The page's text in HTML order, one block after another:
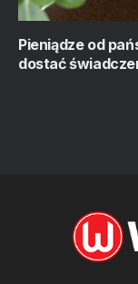
Pieniądze od
dostać